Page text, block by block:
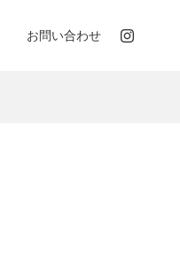
お問い合わせ